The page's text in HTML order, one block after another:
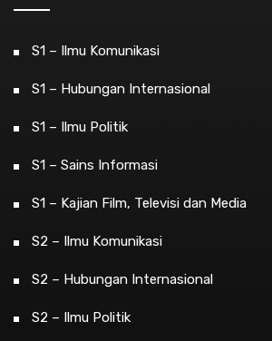
S1 – Ilmu Komunikasi
S1 – Hubungan Internasional
S1 – Ilmu Politik
S1 – Sains Informasi
S1 – Kajian Film, Televisi dan Media
S2 – Ilmu Komunikasi
S2 – Hubungan Internasional
S2 – Ilmu Politik